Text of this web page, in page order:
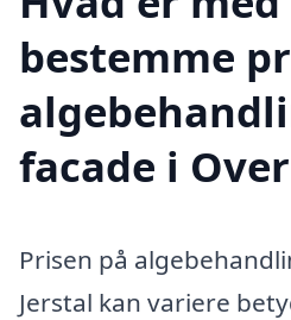
bestemme
facade i
Prisen på
Jerstal kan variere